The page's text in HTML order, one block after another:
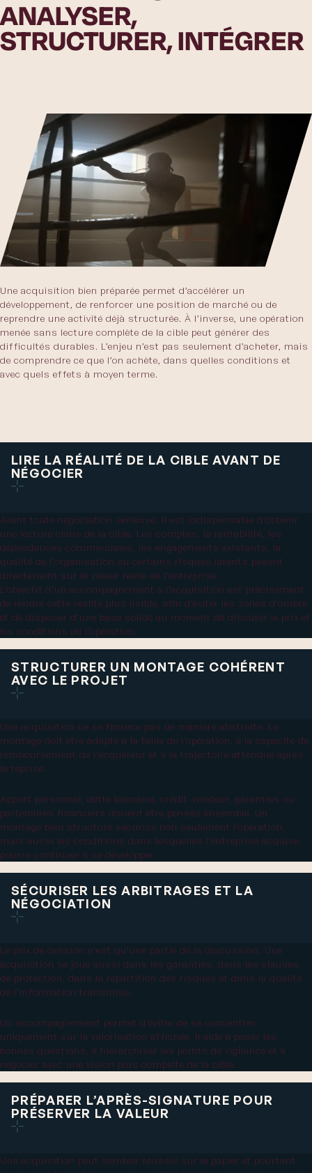
ANALYSER,
STRUCTURER, INTÉGRER
Une acquisition bien préparée permet d’accélérer un
développement, de renforcer une position de marché ou de
reprendre une activité déjà structurée. À l’inverse, une opération
menée sans lecture complète de la cible peut générer des
difficultés durables. L’enjeu n’est pas seulement d’acheter, mais
de comprendre ce que l’on achète, dans quelles conditions et
avec quels effets à moyen terme.
LIRE LA RÉALITÉ DE LA CIBLE AVANT DE
NÉGOCIER
Avant toute négociation sérieuse, il est indispensable d’obtenir
une lecture claire de la cible. Les comptes, la rentabilité, les
dépendances commerciales, les engagements existants, la
qualité de l’organisation ou certains risques latents pèsent
directement sur la valeur réelle de l’entreprise.
L’objectif d’un accompagnement à l’acquisition est précisément
de rendre cette réalité plus lisible, afin d’éviter les zones d’ombre
et de disposer d’une base solide au moment de discuter le prix et
les conditions de l’opération.
STRUCTURER UN MONTAGE COHÉRENT
AVEC LE PROJET
Une acquisition ne se finance pas de manière abstraite. Le
montage doit être adapté à la taille de l’opération, à la capacité de
remboursement de l’acquéreur et à la trajectoire attendue après
la reprise.
Apport personnel, dette bancaire, crédit-vendeur, garanties ou
partenaires financiers doivent être pensés ensemble. Un
montage bien structuré sécurise non seulement l’opération,
mais aussi les conditions dans lesquelles l’entreprise acquise
pourra continuer à se développer
SÉCURISER LES ARBITRAGES ET LA
NÉGOCIATION
Le prix de cession n’est qu’une partie de la discussion. Une
acquisition se joue aussi dans les garanties, dans les clauses
de protection, dans la répartition des risques et dans la qualité
de l’information transmise.
Un accompagnement permet d’éviter de se concentrer
uniquement sur la valorisation affichée. Il aide à poser les
bonnes questions, à hiérarchiser les points de vigilance et à
négocier avec une vision plus complète de la cible.
PRÉPARER L’APRÈS-SIGNATURE POUR
PRÉSERVER LA VALEUR
Une acquisition peut sembler réussie sur le papier et pourtant